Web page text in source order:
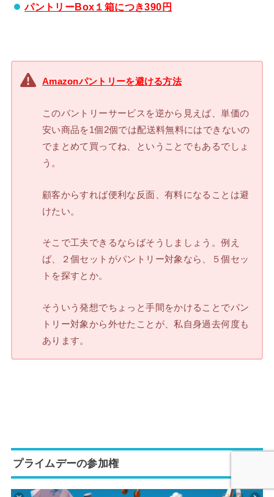
パントリーBox１箱につき390円
Amazonパントリーを避ける方法
このパントリーサービスを逆から見えば、単価の
安い商品を1個2個では配送料無料にはできないの
でまとめて買ってね、ということでもあるでしょ
う。
顧客からすれば便利な反面、有料になることは避
けたい。
そこで工夫できるならばそうしましょう。例え
ば、２個セットがパントリー対象なら、５個セッ
トを探すとか。
そういう発想でちょっと手間をかけることでパン
トリー対象から外せたことが、私自身過去何度も
あります。
プライムデーの参加権